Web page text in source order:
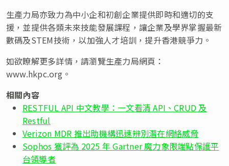
生產力局亦致力為中小企和初創企業提供即時和適切的支
援，並提供各類未來技能發展課程，讓企業及學界掌握最新
數碼及STEM技術，以加強人才培訓，提升香港競爭力。
如欲瞭解更多詳情，請瀏覽生產力局網頁：
www.hkpc.org。
相關內容
RESTFUL API 中文教學：一文看清 API、CRUD 及
Restful
Verizon MDR 推出助機構迅速辨別潛在網絡威脅
Sophos 獲評為 2025 年 Gartner 魔力象限端點保護平
台領導者